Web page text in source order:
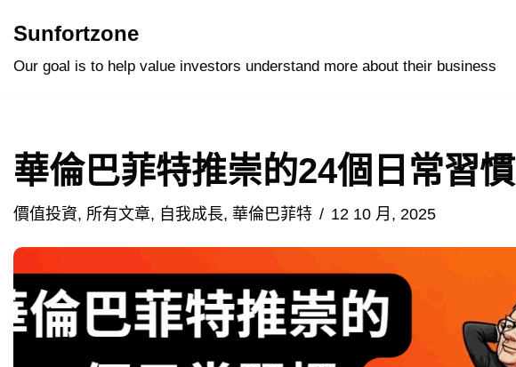
Sunfortzone
Our goal is to help value investors understand more about their business
華倫巴菲特推崇的24個日常習慣
價值投資, 所有文章, 自我成長, 華倫巴菲特 12 10 月, 2025